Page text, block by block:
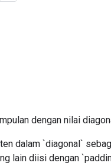
dengan nilai
dalam `diagonal`
lain diisi dengan